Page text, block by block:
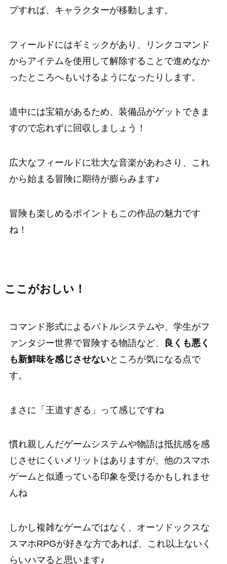
プすれば、キャラクターが移動します。
フィールドにはギミックがあり、リンクコマンド
からアイテムを使用して解除することで進めなか
ったところへもいけるようになったりします。
道中には宝箱があるため、装備品がゲットできま
すので忘れずに回収しましょう！
広大なフィールドに壮大な音楽があわさり、これ
から始まる冒険に期待が膨らみます♪
冒険も楽しめるポイントもこの作品の魅力です
ね！
ここがおしい！
コマンド形式によるバトルシステムや、学生がフ
ァンタジー世界で冒険する物語など、
良くも悪く
も新鮮味を感じさせないところが気になる点で
す。
まさに 「王道すぎる」 って感じですね
慣れ親しんだゲームシステムや物語は抵抗感を感
じさせにくいメリットはありますが、他のスマホ
ゲームと似通っている印象を受けるかもしれませ
んね
しかし複雑なゲームではなく、 オーソドックスな
スマホRPGが好きな方であれば、これ以上ないく
らいハマると思います♪